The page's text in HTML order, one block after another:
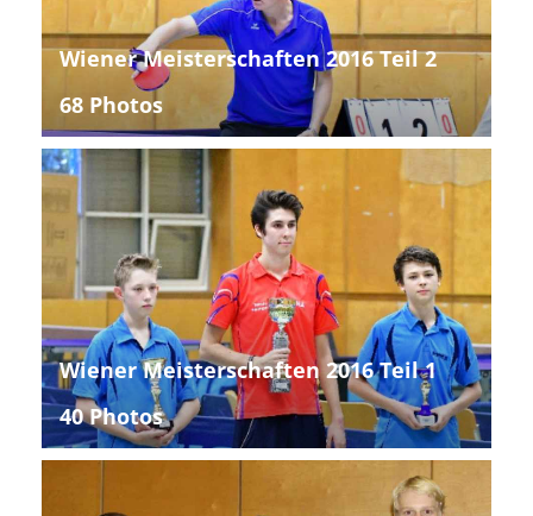
Wiener Meisterschaften 2016 Teil 2
68 Photos
Wiener Meisterschaften 2016 Teil 1
40 Photos